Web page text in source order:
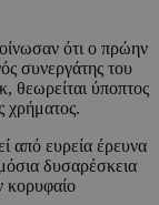
ότι ο πρώην
συνεργάτης του
θεωρείται ύποπτος
χρήματος.
από ευρεία έρευνα
δυσαρέσκεια
κορυφαίο